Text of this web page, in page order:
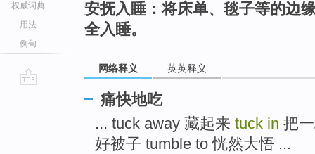
权威词典
用法
例句
安抚入睡：将床单、毯子等的边
全入睡。
网络释义 英英释义
痛快地吃
... tuck away 藏起来 tuck in 把
好被子 tumble to 恍然大悟 ...